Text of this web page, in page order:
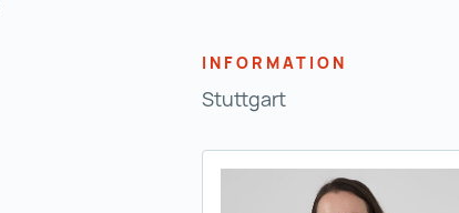
INFORMATION
Stuttgart